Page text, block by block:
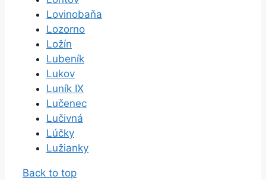
Lovinobaňa
Lozorno
Ložín
Lubeník
Lukov
Luník IX
Lučenec
Lučivná
Lúčky
Lužianky
Back to top